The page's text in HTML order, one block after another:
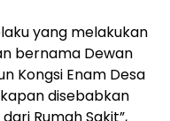
yang melakukan
bernama Dewan
Kongsi Enam Desa
disebabkan